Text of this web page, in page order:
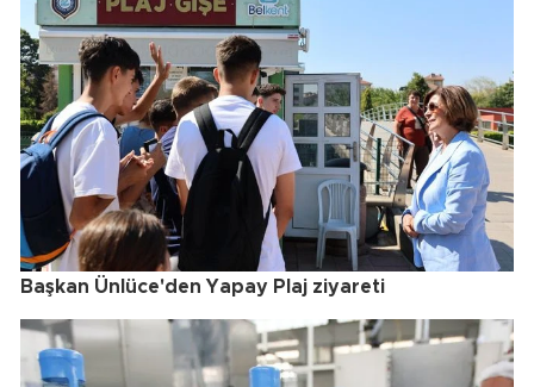
Başkan Ünlüce'den Yapay Plaj ziyareti